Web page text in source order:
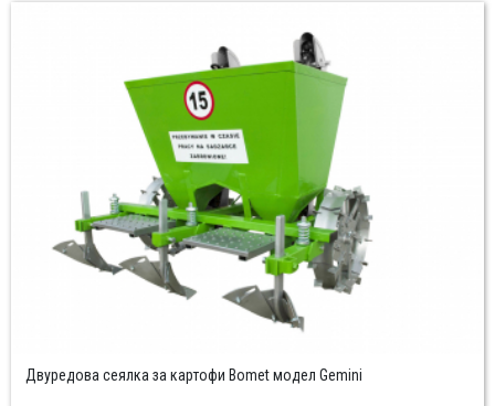
Двуредова сеялка за картофи Bomet модел Gemini